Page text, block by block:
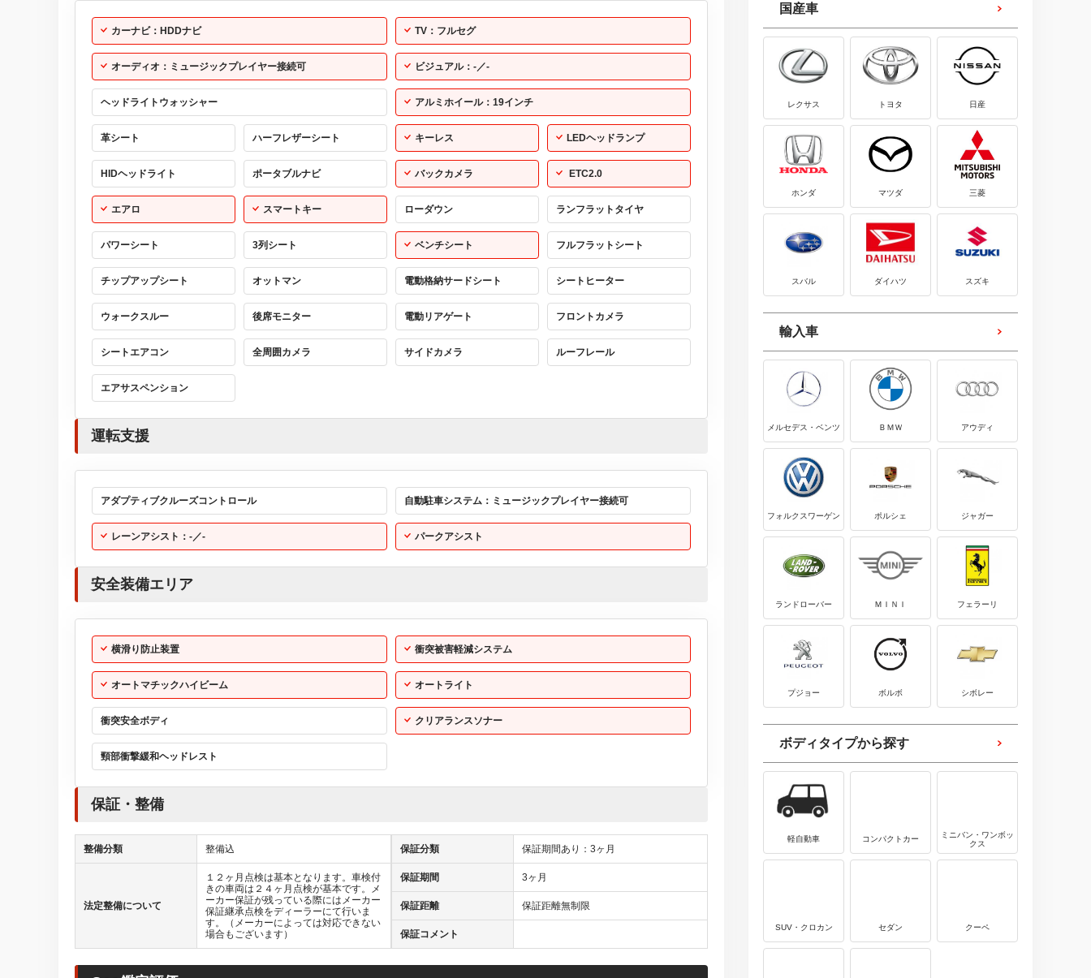
カーナビ：HDDナビ TV：フルセグ
オーディオ：ミュージックプレイヤー接続可 ビジュアル：-／-
ヘッドライトウォッシャー アルミホイール：19インチ
革シート ハーフレザーシート キーレス LEDヘッドランプ
HIDヘッドライト ポータブルナビ バックカメラ ETC2.0
エアロ スマートキー ローダウン ランフラットタイヤ
パワーシート 3列シート ベンチシート フルフラットシート
チップアップシート オットマン 電動格納サードシート シートヒーター
ウォークスルー 後席モニター 電動リアゲート フロントカメラ
シートエアコン 全周囲カメラ サイドカメラ ルーフレール
エアサスペンション
運転支援
アダプティブクルーズコントロール 自動駐車システム：ミュージックプレイヤー接続可
レーンアシスト：-／- パークアシスト
安全装備エリア
横滑り防止装置 衝突被害軽減システム
オートマチックハイビーム オートライト
衝突安全ボディ クリアランスソナー
頸部衝撃緩和ヘッドレスト
保証・整備
整備分類 整備込
法定整備について
１２ヶ月点検は基本となります。車検付
きの車両は２４ヶ月点検が基本です。メ
ーカー保証が残っている際にはメーカー
保証継承点検をディーラーにて行いま
す。（メーカーによっては対応できない
場合もございます）
保証分類 保証期間あり：3ヶ月
保証期間 3ヶ月
保証距離 保証距離無制限
保証コメント
国産車
レクサス トヨタ 日産
ホンダ マツダ 三菱
スバル ダイハツ スズキ
輸入車
メルセデス・ベンツ ＢＭＷ アウディ
フォルクスワーゲン ポルシェ ジャガー
ランドローバー ＭＩＮＩ フェラーリ
プジョー ボルボ シボレー
ボディタイプから探す
軽自動車 コンパクトカー
ミニバン・ワンボッ
クス
SUV・クロカン セダン クーペ